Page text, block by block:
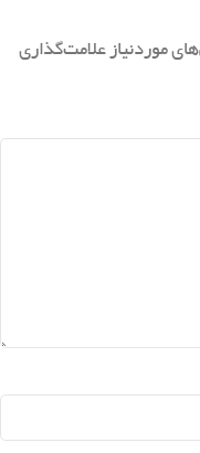
موردنیاز علامت‌گذاری